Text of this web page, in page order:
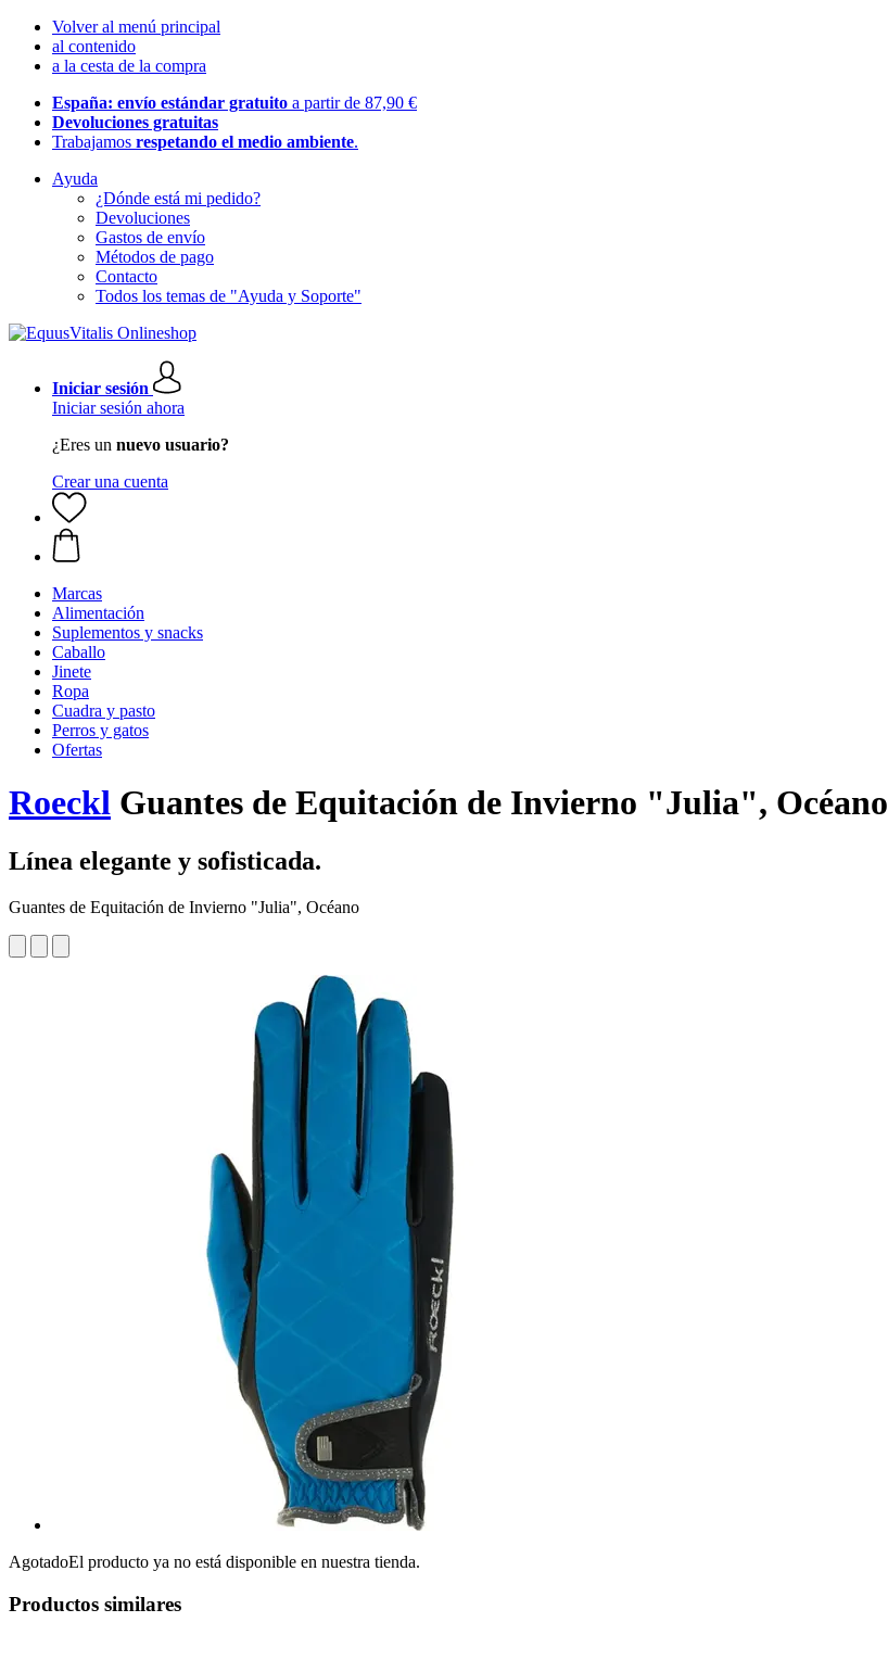
Volver al menú principal
al contenido
a la cesta de la compra
España: envío estándar gratuito a partir de 87,90 €
Devoluciones gratuitas
Trabajamos respetando el medio ambiente.
Ayuda
¿Dónde está mi pedido?
Devoluciones
Gastos de envío
Métodos de pago
Contacto
Todos los temas de "Ayuda y Soporte"
Iniciar sesión
Iniciar sesión ahora
¿Eres un nuevo usuario?
Crear una cuenta
Marcas
Alimentación
Suplementos y snacks
Caballo
Jinete
Ropa
Cuadra y pasto
Perros y gatos
Ofertas
Roeckl Guantes de Equitación de Invierno "Julia", Océano
Línea elegante y sofisticada.
Guantes de Equitación de Invierno "Julia", Océano
AgotadoEl producto ya no está disponible en nuestra tienda.
Productos similares